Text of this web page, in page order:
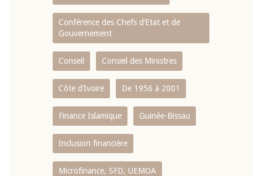
Conférence des Chefs d’Etat et de
Gouvernement
Conseil Conseil des Ministres
Côte d’Ivoire De 1956 à 2001
Finance Islamique Guinée-Bissau
Inclusion financière
Microfinance, SFD, UEMOA